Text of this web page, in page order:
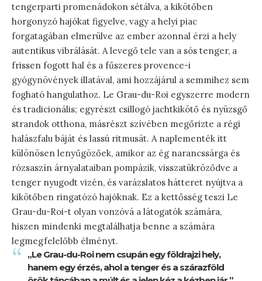
tengerparti promenádokon sétálva, a kikötőben
horgonyzó hajókat figyelve, vagy a helyi piac
forgatagában elmerülve az ember azonnal érzi a hely
autentikus vibrálását. A levegő tele van a sós tenger, a
frissen fogott hal és a fűszeres provence-i
gyógynövények illatával, ami hozzájárul a semmihez sem
fogható hangulathoz. Le Grau-du-Roi egyszerre modern
és tradicionális; egyrészt csillogó jachtkikötő és nyüzsgő
strandok otthona, másrészt szívében megőrizte a régi
halászfalu báját és lassú ritmusát. A naplementék itt
különösen lenyűgözőek, amikor az ég narancssárga és
rózsaszín árnyalataiban pompázik, visszatükröződve a
tenger nyugodt vizén, és varázslatos hátteret nyújtva a
kikötőben ringatózó hajóknak. Ez a kettősség teszi Le
Grau-du-Roi-t olyan vonzóvá a látogatók számára,
hiszen mindenki megtalálhatja benne a számára
legmegfelelőbb élményt.
„Le Grau-du-Roi nem csupán egy földrajzi hely,
hanem egy érzés, ahol a tenger és a szárazföld